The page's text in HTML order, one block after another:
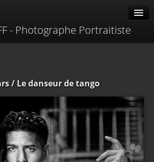
- Photographe Portraitiste
/ Le danseur de tango